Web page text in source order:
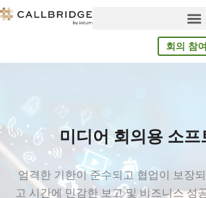
컨
텐
회의 참여
미디어 회의용 소프
엄격한 기한이 준수되고 협업이 보장
고 시간에 민감한 보고 및 비즈니스 성